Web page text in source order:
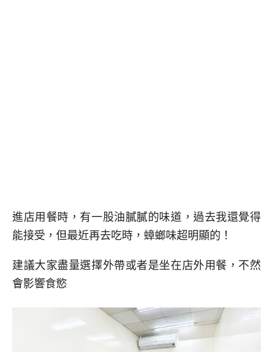
進店用餐時，有一股油膩膩的味道，過去我還覺得
能接受，但最近再去吃時，蟑螂味超明顯的！
建議大家盡量選擇外帶或者是坐在店外用餐，不然
會影響食慾